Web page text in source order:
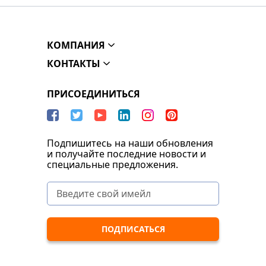
КОМПАНИЯ
КОНТАКТЫ
ПРИСОЕДИНИТЬСЯ
Подпишитесь на наши обновления
и получайте последние новости и
специальные предложения.